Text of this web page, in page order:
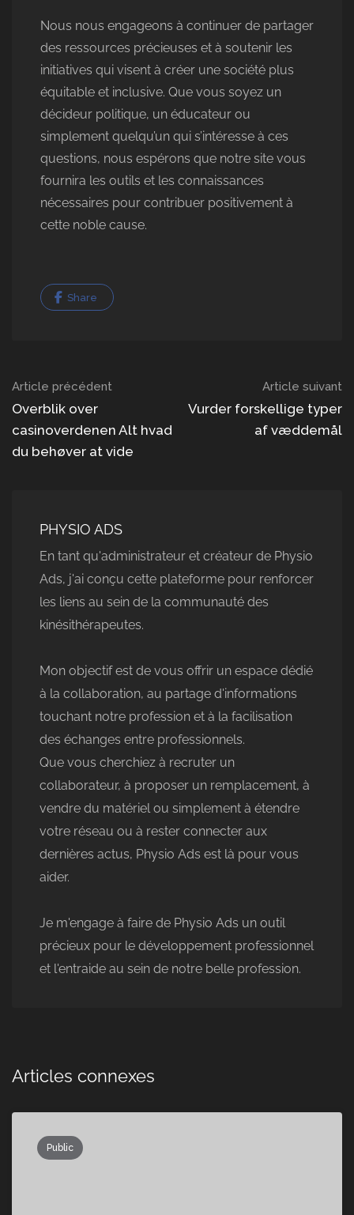
Nous nous engageons à continuer de partager
des ressources précieuses et à soutenir les
initiatives qui visent à créer une société plus
équitable et inclusive. Que vous soyez un
décideur politique, un éducateur ou
simplement quelqu’un qui s’intéresse à ces
questions, nous espérons que notre site vous
fournira les outils et les connaissances
nécessaires pour contribuer positivement à
cette noble cause.
Share
Navigation
dans
les
Article précédent
Overblik over
casinoverdenen Alt hvad
du behøver at vide
Article suivant
Vurder forskellige typer
af væddemål
PHYSIO ADS
En tant qu'administrateur et créateur de Physio
Ads, j'ai conçu cette plateforme pour renforcer
les liens au sein de la communauté des
kinésithérapeutes.
Mon objectif est de vous offrir un espace dédié
à la collaboration, au partage d'informations
touchant notre profession et à la facilisation
des échanges entre professionnels.
Que vous cherchiez à recruter un
collaborateur, à proposer un remplacement, à
vendre du matériel ou simplement à étendre
votre réseau ou à rester connecter aux
dernières actus, Physio Ads est là pour vous
aider.
Je m'engage à faire de Physio Ads un outil
précieux pour le développement professionnel
et l'entraide au sein de notre belle profession.
Articles connexes
Public